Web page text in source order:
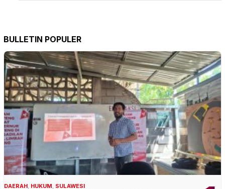
BULLETIN POPULER
DAERAH, HUKUM, SULAWESI